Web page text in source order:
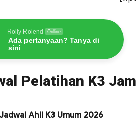
Rolly Rolend Online
Ada pertanyaan? Tanya di
sini
Pelatihan K3
Ahli K3 Umum 2026